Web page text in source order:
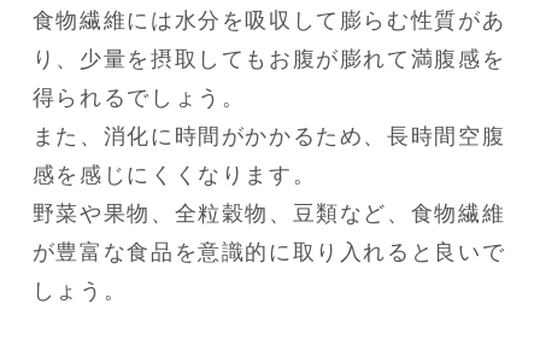
食物繊維には水分を吸収して膨らむ性質があ
り、少量を摂取してもお腹が膨れて満腹感を
得られるでしょう。
また、消化に時間がかかるため、長時間空腹
感を感じにくくなります。
野菜や果物、全粒穀物、豆類など、食物繊維
が豊富な食品を意識的に取り入れると良いで
しょう。